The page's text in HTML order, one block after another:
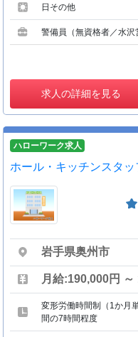
日その他
警備員（無資格者／水
求人の詳細を見る
ハローワーク求人
ホール・キッチンスタッ
岩手県奥州市
月給:190,000円 ～
変形労働時間制（1か
間の7時間程度